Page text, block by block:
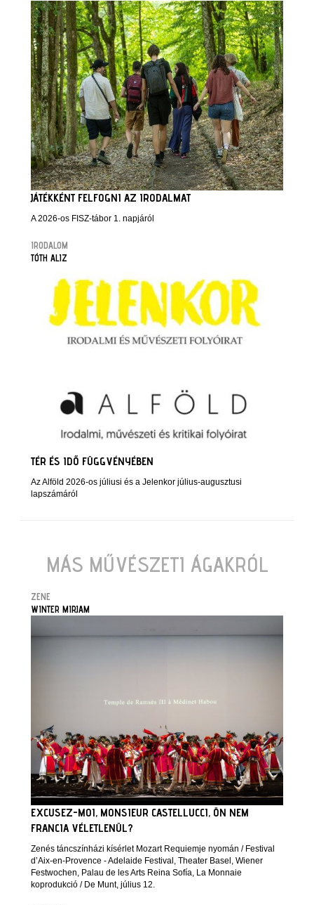
JÁTÉKKÉNT FELFOGNI AZ IRODALMAT
A 2026-os FISZ-tábor 1. napjáról
IRODALOM
TÓTH ALIZ
TÉR ÉS IDŐ FÜGGVÉNYÉBEN
Az Alföld 2026-os júliusi és a Jelenkor július-augusztusi
lapszámáról
MÁS MŰVÉSZETI ÁGAKRÓL
ZENE
WINTER MIRJAM
EXCUSEZ-MOI, MONSIEUR CASTELLUCCI, ÖN NEM
FRANCIA VÉLETLENÜL?
Zenés táncszínházi kísérlet Mozart Requiemje nyomán / Festival
d’Aix-en-Provence - Adelaide Festival, Theater Basel, Wiener
Festwochen, Palau de les Arts Reina Sofía, La Monnaie
koprodukció / De Munt, július 12.